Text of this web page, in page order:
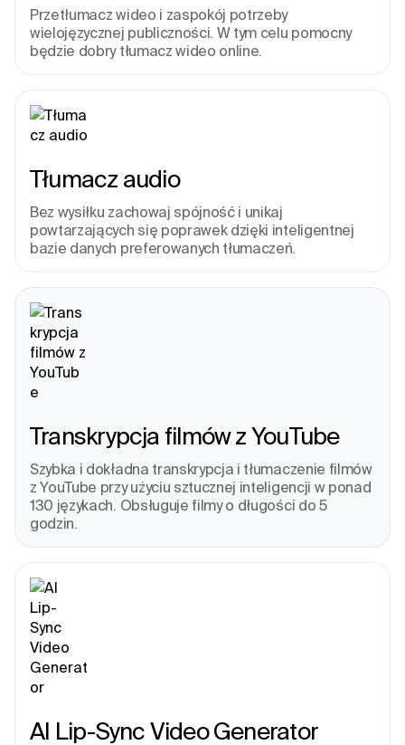
Przetłumacz wideo i zaspokój potrzeby
wielojęzycznej publiczności. W tym celu pomocny
będzie dobry tłumacz wideo online.
Tłumacz audio
Bez wysiłku zachowaj spójność i unikaj
powtarzających się poprawek dzięki inteligentnej
bazie danych preferowanych tłumaczeń.
Transkrypcja filmów z YouTube
Szybka i dokładna transkrypcja i tłumaczenie filmów
z YouTube przy użyciu sztucznej inteligencji w ponad
130 językach. Obsługuje filmy o długości do 5
godzin.
AI Lip-Sync Video Generator